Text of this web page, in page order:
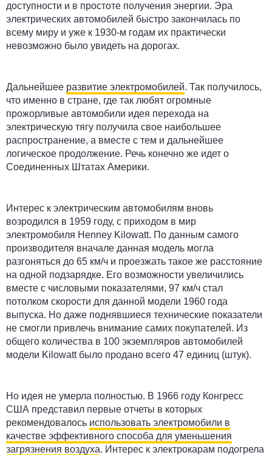
доступности и в простоте получения энергии. Эра
электрических автомобилей быстро закончилась по
всему миру и уже к 1930-м годам их практически
невозможно было увидеть на дорогах.
Дальнейшее развитие электромобилей. Так получилось,
что именно в стране, где так любят огромные
прожорливые автомобили идея перехода на
электрическую тягу получила свое наибольшее
распространение, а вместе с тем и дальнейшее
логическое продолжение. Речь конечно же идет о
Соединенных Штатах Америки.
Интерес к электрическим автомобилям вновь
возродился в 1959 году, с приходом в мир
электромобиля Henney Kilowatt. По данным самого
производителя вначале данная модель могла
разгоняться до 65 км/ч и проезжать такое же расстояние
на одной подзарядке. Его возможности увеличились
вместе с числовыми показателями, 97 км/ч стал
потолком скорости для данной модели 1960 года
выпуска. Но даже поднявшиеся технические показатели
не смогли привлечь внимание самих покупателей. Из
общего количества в 100 экземпляров автомобилей
модели Kilowatt было продано всего 47 единиц (штук).
Но идея не умерла полностью. В 1966 году Конгресс
США представил первые отчеты в которых
рекомендовалось использовать электромобили в
качестве эффективного способа для уменьшения
загрязнения воздуха. Интерес к электрокарам подогрела